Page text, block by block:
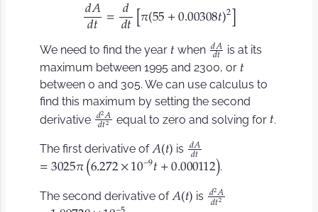
𝑑𝐴
𝑑𝑡 = 𝑑
𝑑𝑡 𝜋(55 +0.00308𝑡)2
We need to find the year 𝑡when 𝑑𝐴
𝑑𝑡
is at its
maximum between 1995 and 2300, or 𝑡
between 0 and 305. We can use calculus to
find this maximum by setting the second
derivative 𝑑2𝐴
𝑑𝑡2 equal to zero and solving for 𝑡.
The first derivative of𝐴(𝑡) is 𝑑𝐴
𝑑𝑡
= 3025𝜋(6.272×10−9𝑡+0.000112).
The second derivative of𝐴(𝑡) is 𝑑2𝐴
𝑑𝑡2